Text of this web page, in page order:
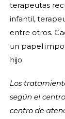
terapeutas
infantil,
entre otros.
un papel
hijo.
Los
según el
centro de